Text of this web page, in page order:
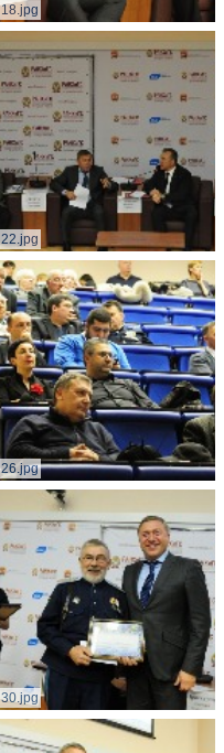
18.jpg
22.jpg
26.jpg
30.jpg